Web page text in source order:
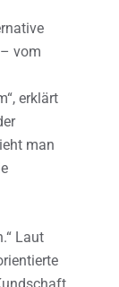
vom
erklärt
man
Laut